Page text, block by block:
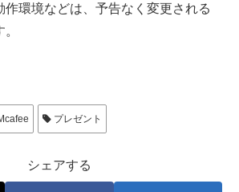
作環境などは、予告なく変更される
プレゼント
シェアする